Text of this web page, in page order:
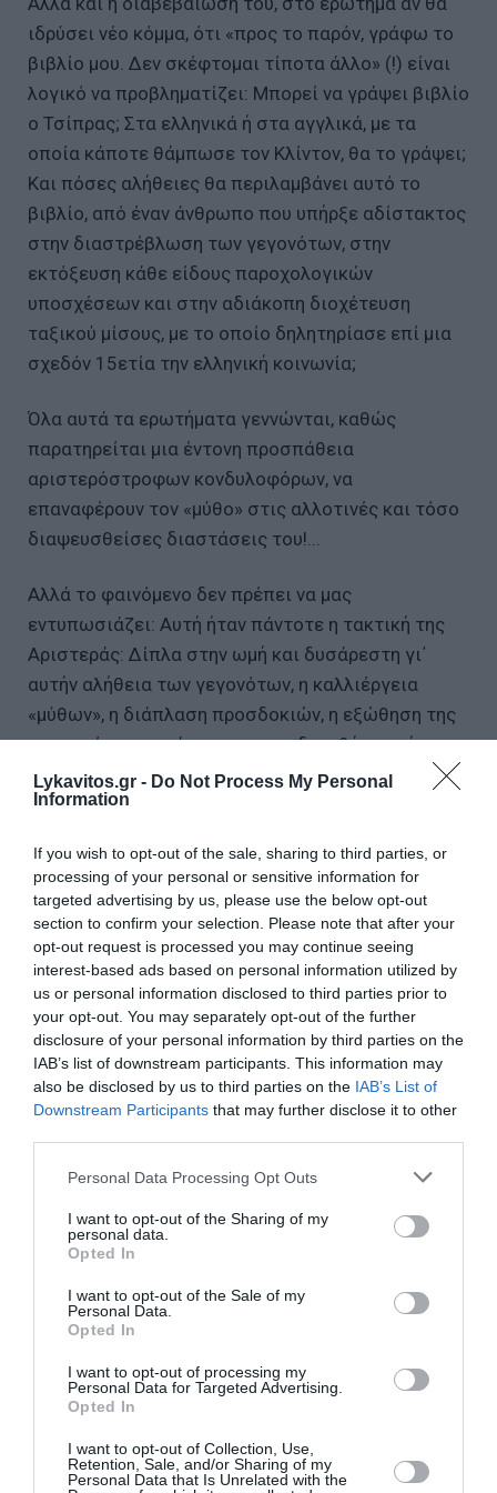
Lykavitos.gr - Do Not Process My Personal
Information
If you wish to opt-out of the sale, sharing to third parties, or
processing of your personal or sensitive information for
targeted advertising by us, please use the below opt-out
section to confirm your selection. Please note that after your
opt-out request is processed you may continue seeing
interest-based ads based on personal information utilized by
us or personal information disclosed to third parties prior to
your opt-out. You may separately opt-out of the further
disclosure of your personal information by third parties on the
IAB’s list of downstream participants. This information may
also be disclosed by us to third parties on the IAB’s List of
Downstream Participants that may further disclose it to other
Please note that this website/app uses one or more Google
not limited to your visit or usage behaviour. You may click to
grant or deny consent to Google and its third-party tags to
use your data for below specified purposes in below Google
consent section.
Personal Data Processing Opt Outs
I want to opt-out of the Sharing of my
personal data.
Opted In
I want to opt-out of the Sale of my
Personal Data.
Opted In
I want to opt-out of processing my
Personal Data for Targeted Advertising.
Opted In
I want to opt-out of Collection, Use,
Retention, Sale, and/or Sharing of my
Personal Data that Is Unrelated with the
ιδρύσει νέο κόμμα, ότι «προς το παρόν, γράφω το
βιβλίο μου. Δεν σκέφτομαι τίποτα άλλο» (!) είναι
λογικό να προβληματίζει: Μπορεί να γράψει βιβλίο
ο Τσίπρας; Στα ελληνικά ή στα αγγλικά, με τα
οποία κάποτε θάμπωσε τον Κλίντον, θα το γράψει;
Και πόσες αλήθειες θα περιλαμβάνει αυτό το
βιβλίο, από έναν άνθρωπο που υπήρξε αδίστακτος
στην διαστρέβλωση των γεγονότων, στην
εκτόξευση κάθε είδους παροχολογικών
υποσχέσεων και στην αδιάκοπη διοχέτευση
ταξικού μίσους, με το οποίο δηλητηρίασε επί μια
σχεδόν 15ετία την ελληνική κοινωνία;
Όλα αυτά τα ερωτήματα γεννώνται, καθώς
παρατηρείται μια έντονη προσπάθεια
αριστερόστροφων κονδυλοφόρων, να
επαναφέρουν τον «μύθο» στις αλλοτινές και τόσο
διαψευσθείσες διαστάσεις του!...
Αλλά το φαινόμενο δεν πρέπει να μας
εντυπωσιάζει: Αυτή ήταν πάντοτε η τακτική της
Αριστεράς: Δίπλα στην ωμή και δυσάρεστη γι΄
αυτήν αλήθεια των γεγονότων, η καλλιέργεια
«μύθων», η διάπλαση προσδοκιών, η εξώθηση της
φαντασίας σε οράματα και ψευδαισθήσεις, ήταν
το μοναδικό αντίδοτό της στην πλήρη αδυναμία
της να συλλάβει και να κατανοήσει την
Όταν τα κόμματα ξιφουλκούν στη Θεσσαλονίκη
Ερασιτεχνισμός και πολιτική
Ο πραγματικός υπεύθυνος για την πτώχευση της
χώρας, το ΠΑΣΟΚ του Ανδρέα Παπανδρέου
Ακολουθήστε το Lykavitos.gr
στο Google News
Σαν σήμερα - 9 Αυγούστου
Ποιο λάθος κάνουμε όταν κόβουμε το καρπούζι
Θρίλερ στον Λυκαβηττό: Εξετάζεται η διαδρομή της
57χρονης από την Κυψέλη